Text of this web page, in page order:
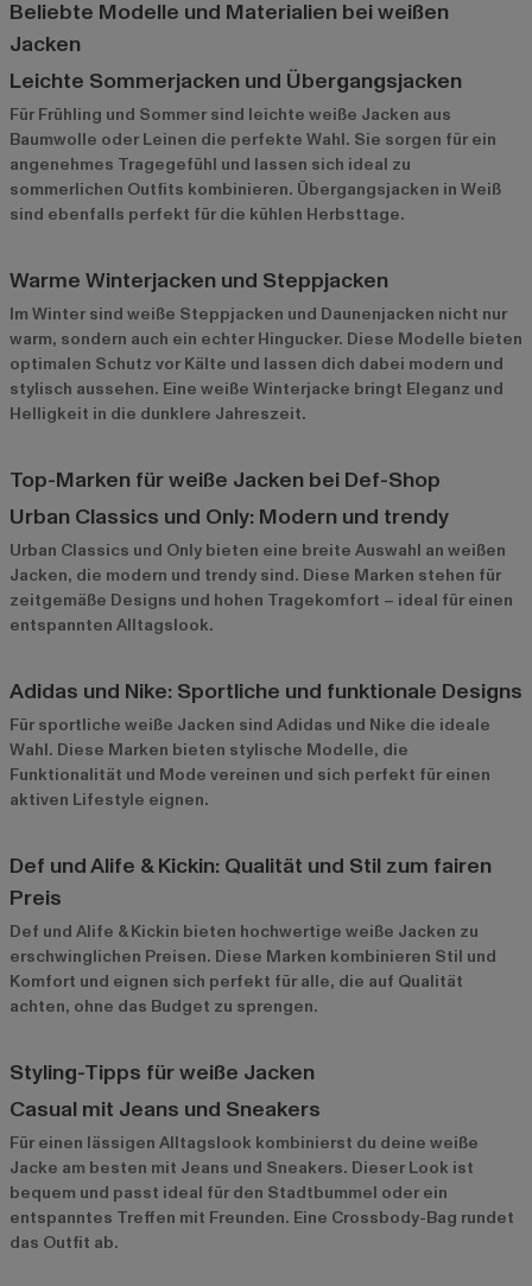
Beliebte Modelle und Materialien bei weißen
Jacken
Leichte Sommerjacken und Übergangsjacken
Für Frühling und Sommer sind leichte weiße Jacken aus
Baumwolle oder Leinen die perfekte Wahl. Sie sorgen für ein
angenehmes Tragegefühl und lassen sich ideal zu
sommerlichen Outfits kombinieren. Übergangsjacken in Weiß
sind ebenfalls perfekt für die kühlen Herbsttage.
Warme Winterjacken und Steppjacken
Im Winter sind weiße Steppjacken und Daunenjacken nicht nur
warm, sondern auch ein echter Hingucker. Diese Modelle bieten
optimalen Schutz vor Kälte und lassen dich dabei modern und
stylisch aussehen. Eine weiße Winterjacke bringt Eleganz und
Helligkeit in die dunklere Jahreszeit.
Top-Marken für weiße Jacken bei Def-Shop
Urban Classics und Only: Modern und trendy
Urban Classics und Only bieten eine breite Auswahl an weißen
Jacken, die modern und trendy sind. Diese Marken stehen für
zeitgemäße Designs und hohen Tragekomfort – ideal für einen
entspannten Alltagslook.
Adidas und Nike: Sportliche und funktionale Designs
Für sportliche weiße Jacken sind Adidas und Nike die ideale
Wahl. Diese Marken bieten stylische Modelle, die
Funktionalität und Mode vereinen und sich perfekt für einen
aktiven Lifestyle eignen.
Def und Alife & Kickin: Qualität und Stil zum fairen
Preis
Def und Alife & Kickin bieten hochwertige weiße Jacken zu
erschwinglichen Preisen. Diese Marken kombinieren Stil und
Komfort und eignen sich perfekt für alle, die auf Qualität
achten, ohne das Budget zu sprengen.
Styling-Tipps für weiße Jacken
Casual mit Jeans und Sneakers
Für einen lässigen Alltagslook kombinierst du deine weiße
Jacke am besten mit Jeans und Sneakers. Dieser Look ist
bequem und passt ideal für den Stadtbummel oder ein
entspanntes Treffen mit Freunden. Eine Crossbody-Bag rundet
das Outfit ab.